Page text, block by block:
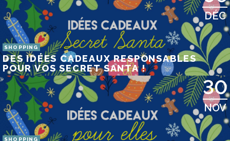
DÉC
SHOPPING
DES IDÉES CADEAUX RESPONSABLES
POUR VOS SECRET SANTA !
30
NOV
SHOPPING